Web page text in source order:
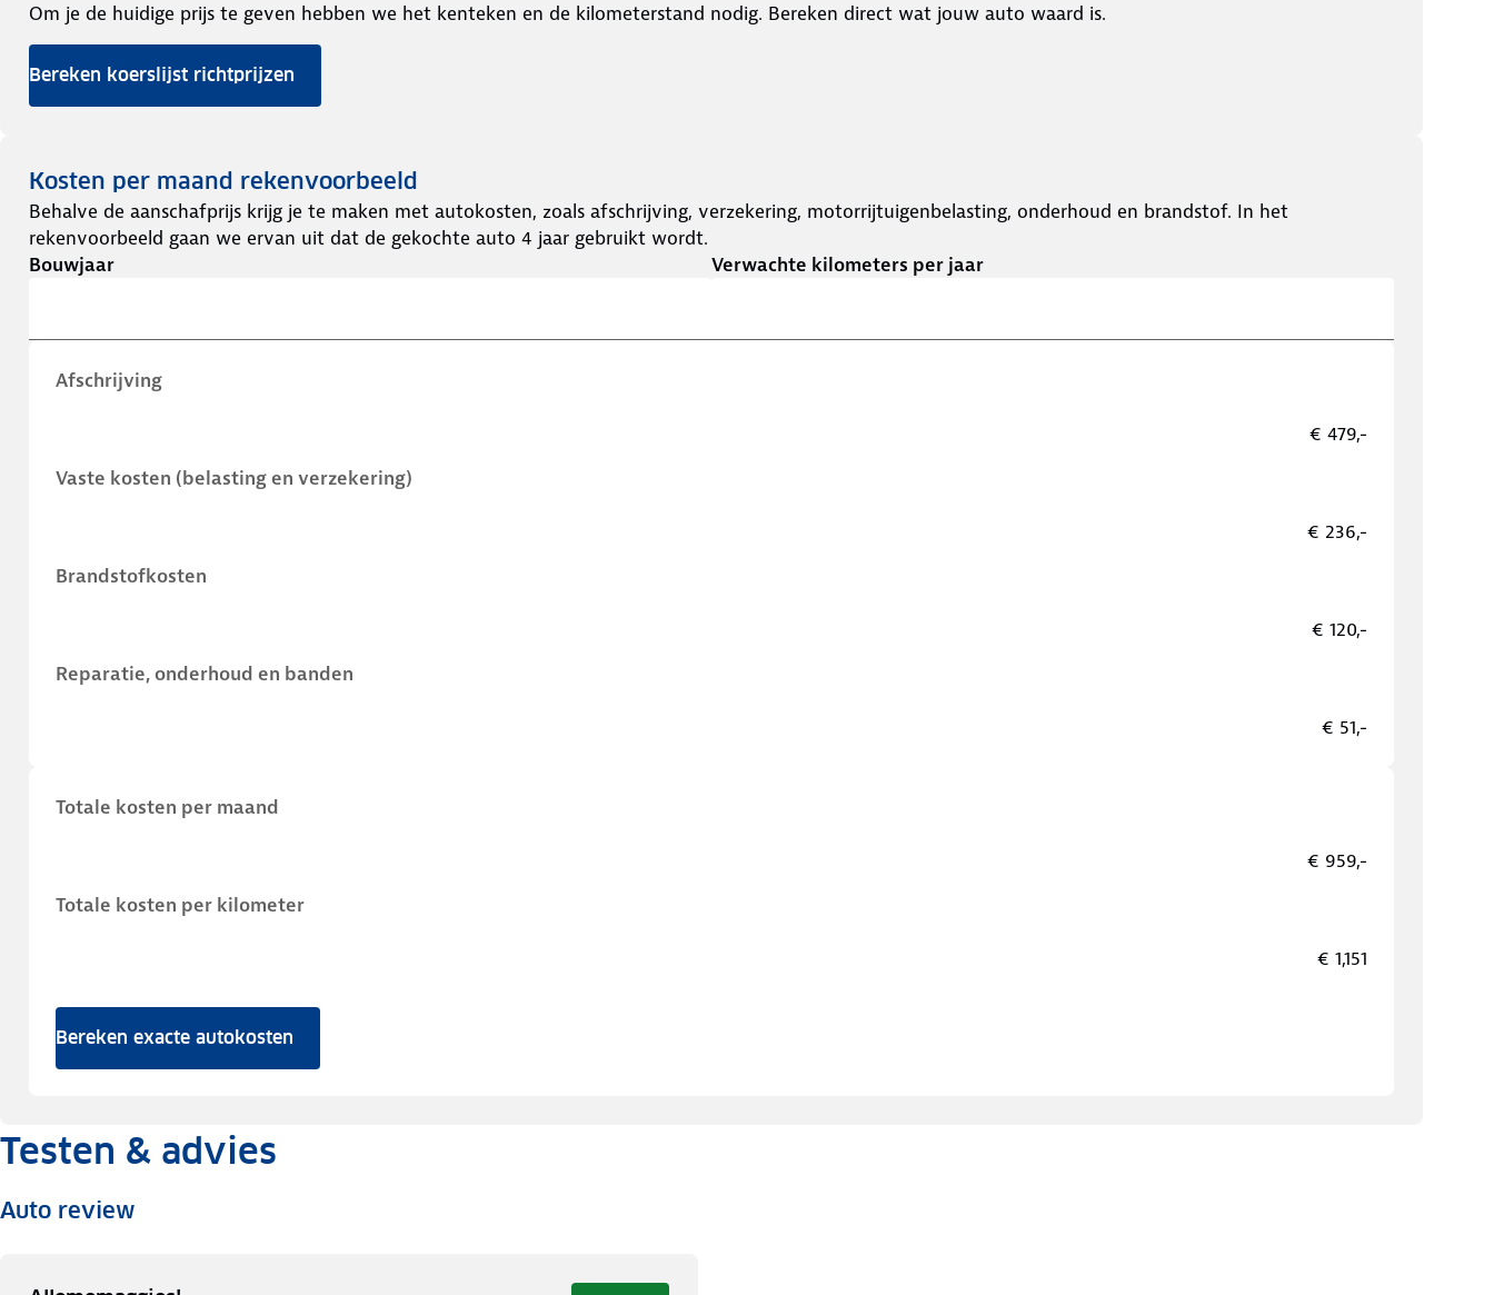
Om je de huidige prijs te geven hebben we het kenteken en de kilometerstand nodig. Bereken direct wat jouw auto waard is.
Bereken koerslijst richtprijzen
Kosten per maand rekenvoorbeeld
Behalve de aanschafprijs krijg je te maken met autokosten, zoals afschrijving, verzekering, motorrijtuigenbelasting, onderhoud en brandstof. In het
rekenvoorbeeld gaan we ervan uit dat de gekochte auto 4 jaar gebruikt wordt.
Bouwjaar
Verwachte kilometers per jaar
Afschrijving
€ 479,-
Vaste kosten (belasting en verzekering)
€ 236,-
Brandstofkosten
€ 120,-
Reparatie, onderhoud en banden
€ 51,-
Totale kosten per maand
€ 959,-
Totale kosten per kilometer
€ 1,151
Bereken exacte autokosten
Testen & advies
Auto review